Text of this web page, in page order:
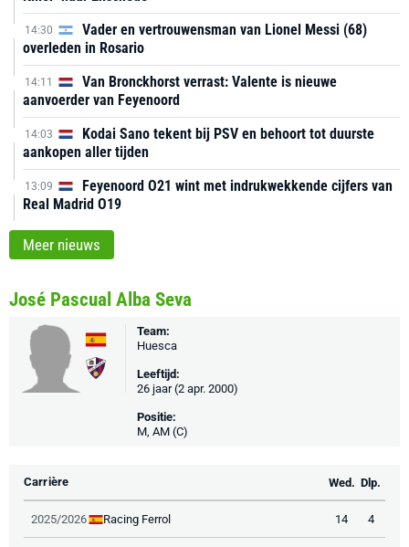
14:30
Vader en vertrouwensman van Lionel Messi (68)
overleden in Rosario
14:11
Van Bronckhorst verrast: Valente is nieuwe
aanvoerder van Feyenoord
14:03
Kodai Sano tekent bij PSV en behoort tot duurste
aankopen aller tijden
13:09
Feyenoord O21 wint met indrukwekkende cijfers van
Real Madrid O19
Meer nieuws
José Pascual Alba Seva
Team:
Huesca
Leeftijd:
26 jaar (2 apr. 2000)
Positie:
M, AM (C)
Carrière Wed. Dlp.
2025/2026 Racing Ferrol 14 4